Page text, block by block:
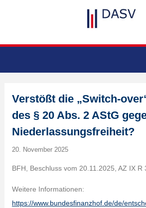
Verstößt die „Switch-
des § 20 Abs. 2 AStG
Niederlassungsfreiheit?
20. November 2025
BFH, Beschluss vom 20.11.2025, AZ IX R
Weitere Informationen:
https://www.bundesfinanzhof.de/de/